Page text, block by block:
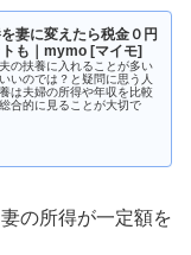
妻に変えたら税金０円
も｜mymo [マイモ]
の扶養に入れることが多い
いのでは？と疑問に思う人
は夫婦の所得や年収を比較
合的に見ることが大切で
の所得が一定額を